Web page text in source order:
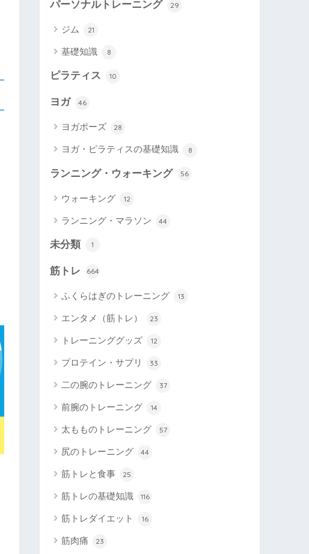
パーソナルトレーニング 29
ジム 21
基礎知識 8
ピラティス 10
ヨガ 46
ヨガポーズ 28
ヨガ・ピラティスの基礎知識 8
ランニング・ウォーキング 56
ウォーキング 12
ランニング・マラソン 44
未分類 1
筋トレ 664
ふくらはぎのトレーニング 13
エンタメ（筋トレ） 23
トレーニンググッズ 12
プロテイン・サプリ 33
二の腕のトレーニング 37
前腕のトレーニング 14
太もものトレーニング 57
尻のトレーニング 44
筋トレと食事 25
筋トレの基礎知識 116
筋トレダイエット 16
筋肉痛 23